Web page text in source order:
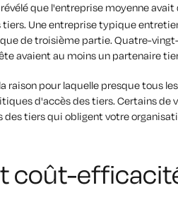
que l'entreprise moyenne
tiers. Une entreprise typique
de troisième partie. Quatre-
avaient au moins un partenaire
raison pour laquelle presque tous
d'accès des tiers. Certains de
tiers qui obligent votre
coût-